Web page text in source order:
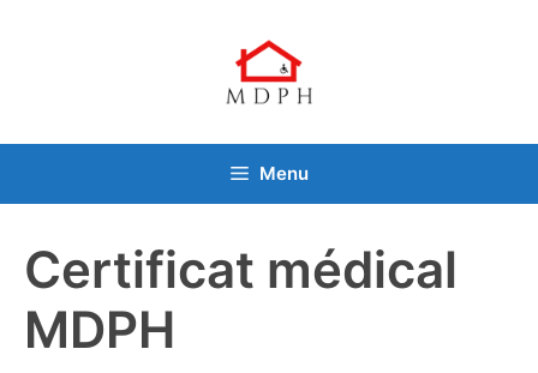
Menu
Certificat médical
MDPH